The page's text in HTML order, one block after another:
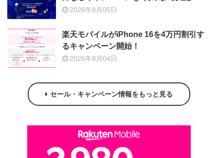
2026年8月05日
楽天モバイルがiPhone 16を4万円割引す
るキャンペーン開始！
2026年8月04日
セール・キャンペーン情報をもっと見る